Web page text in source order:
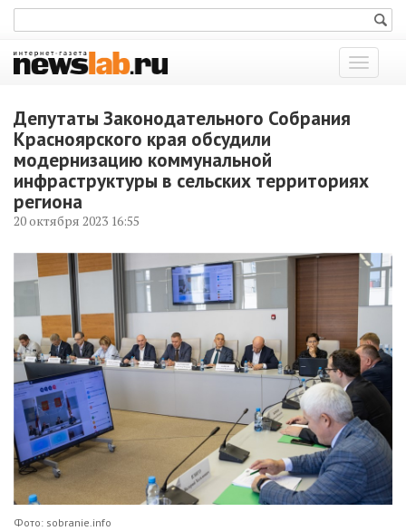
Показать
меню
Депутаты Законодательного Собрания
Красноярского края обсудили
модернизацию коммунальной
инфраструктуры в сельских территориях
региона
20 октября 2023 16:55
Фото: sobranie.info